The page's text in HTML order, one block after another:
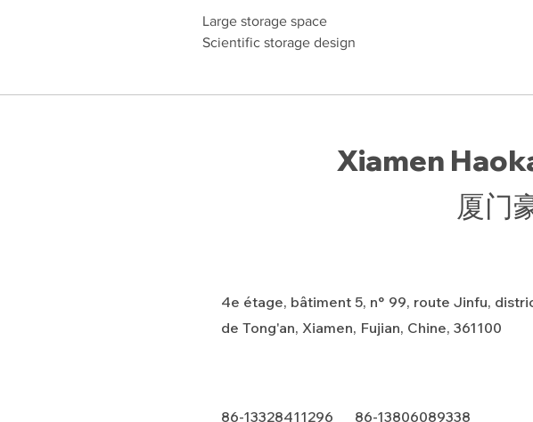
Large storage space
Scientific storage design
Xiamen
厦门
4e étage, bâtiment 5, n° 99, route Jinfu,
de Tong'an, Xiamen, Fujian, Chine, 361100
86-13328411296 86-13806089338